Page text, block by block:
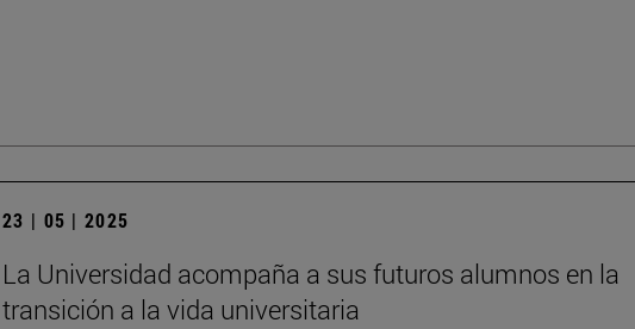
23 | 05 | 2025
La Universidad acompaña a sus futuros alumnos en la
transición a la vida universitaria